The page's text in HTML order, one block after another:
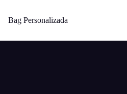
Bag Personalizada